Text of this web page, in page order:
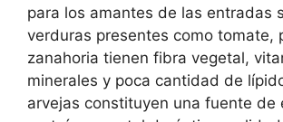
para los amantes de las entradas
verduras presentes como tomate,
zanahoria tienen fibra vegetal,
minerales y poca cantidad de
arvejas constituyen una fuente de